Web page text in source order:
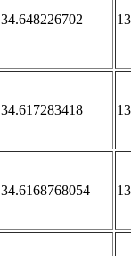
34.648226702
34.617283418
34.6168768054